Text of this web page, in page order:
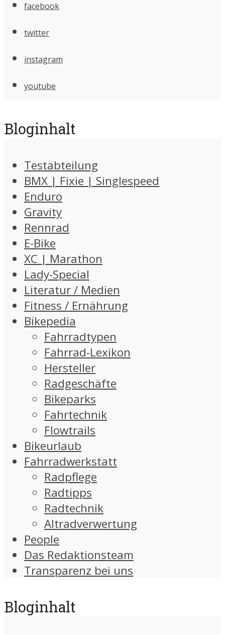
facebook
twitter
instagram
youtube
Bloginhalt
Testabteilung
BMX | Fixie | Singlespeed
Enduro
Gravity
Rennrad
E-Bike
XC | Marathon
Lady-Special
Literatur / Medien
Fitness / Ernährung
Bikepedia
Fahrradtypen
Fahrrad-Lexikon
Hersteller
Radgeschäfte
Bikeparks
Fahrtechnik
Flowtrails
Bikeurlaub
Fahrradwerkstatt
Radpflege
Radtipps
Radtechnik
Altradverwertung
People
Das Redaktionsteam
Transparenz bei uns
Bloginhalt